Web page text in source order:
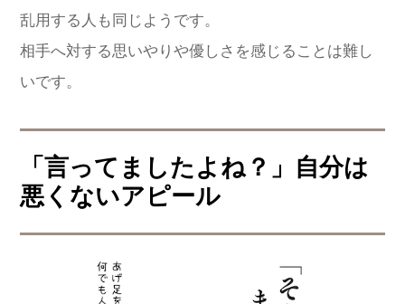
乱用する人も同じようです。
相手へ対する思いやりや優しさを感じることは難し
いです。
「言ってましたよね？」自分は
悪くないアピール